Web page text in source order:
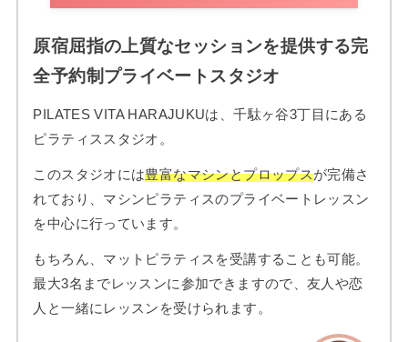
原宿屈指の上質なセッションを提供する完
全予約制プライベートスタジオ
PILATES VITA HARAJUKUは、千駄ヶ谷3丁目にある
ピラティススタジオ。
このスタジオには豊富なマシンとプロップスが完備さ
れており、マシンピラティスのプライベートレッスン
を中心に行っています。
もちろん、マットピラティスを受講することも可能。
最大3名までレッスンに参加できますので、友人や恋
人と一緒にレッスンを受けられます。